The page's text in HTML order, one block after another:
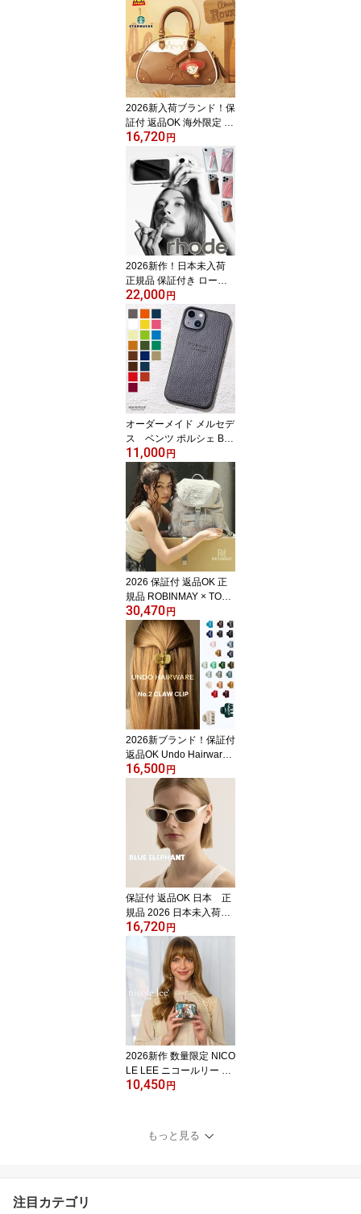
ルソン Y2K スマホケー
ス iPhoneケース アイフ
ォンケース ポップ アメ
リカ ロサンゼルス プレ
ゼント Samsung Galaxy
ドット柄 水玉模様 レト
ロ 可愛い モダン マルチ
カラー
2026新入荷ブランド！保
証付 返品OK 海外限定 St
arbucks Toy Story 激レア
トイストーリー Cowgirl
Bolling Bag ジェシー ブ
ラウン カウガール ミニ
ボストン ハンドバッグ
日本未入荷アイテム 正規
品 スタバ 10代 20代 30
代 40代 50代 60代 通勤
通学 フリンジ チャーム
16,720円
2026新作！日本未入荷
正規品 保証付き ロード
スキン RHODE SKIN ヘ
イリービーバー snap-on
lip case シリコン スマホ
リップケース リップティ
ントケース iPhone ケン
ダル カイリー MagSafe
テクノロジースナップオ
ンシリコンケースが新登
場！ instagram 海外セレ
ブ 限定
22,000円
オーダーメイド メルセデ
ス ベンツ ポルシェ BM
W クラシックレザー ア
ウディ 911 iPhone 17e
17 16e 16 15 14 13 12
11 6 6S 7 8 ボルボ P
orsche Plusプラス MA
X プロ SE 第123世代 ア
イフォーン アイフォン
スマホケース スマホ
革 携帯 日本製カバー
名入れ
11,000円
2026 保証付 返品OK 正
規品 ROBINMAY × TOY
STORY ロビンメイ ZD0
06 レディース トイスト
ーリー リュックサック
バックパック リュックバ
ッグ 人気 30代 40代 20
代 SDGs サステナブル
台湾 ナイロン ロッソ エ
イリアン 大きめ マザー
ズバッグ 旅行 通勤通学
ディズニー
30,470円
2026新ブランド！保証付
返品OK Undo Hairware
ウンドヘアウェア 日本
正規品 未入荷ブランド N
o. 2 Claw Clip ヘアクリ
ップ 海外ブランド 高品
質 アクセサリー 小さめ
髪留め セレブ 海外モデ
ル マーブル 20代 30代 4
0代 50代 イタリア製 環
境に優しい 大人気 可愛
い
16,500円
保証付 返品OK 日本 正
規品 2026 日本未入荷ブ
ランド BLUE ELEPHAN
T BIN ブルーエレファン
ト 韓国人気 めがね ヴィ
ンテージ サングラス 30
代 40代 50代 60代 ユニ
セックス ケース付き 贈
り物 プレゼント 度なし
メガネ UV400、99.9%の
紫外線カットレンズ 海外
セレブ着用
16,720円
2026新作 数量限定 NICO
LE LEE ニコールリー PR
T7451 レディース カー
ンパクト がまぐち 小銭
入れ お札入れ ラウンド
10,450円
もっと見る
注目カテゴリ